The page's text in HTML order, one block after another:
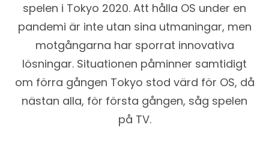
spelen i Tokyo 2020. Att hålla OS under en
pandemi är inte utan sina utmaningar, men
motgångarna har sporrat innovativa
lösningar. Situationen påminner samtidigt
om förra gången Tokyo stod värd för OS, då
nästan alla, för första gången, såg spelen
på TV.